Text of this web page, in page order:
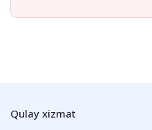
Qulay xizmat